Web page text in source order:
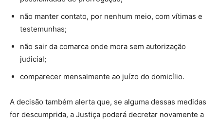
não manter contato, por nenhum meio, com vítimas e
testemunhas;
não sair da comarca onde mora sem autorização
judicial;
comparecer mensalmente ao juízo do domicílio.
A decisão também alerta que, se alguma dessas medidas
for descumprida, a Justiça poderá decretar novamente a